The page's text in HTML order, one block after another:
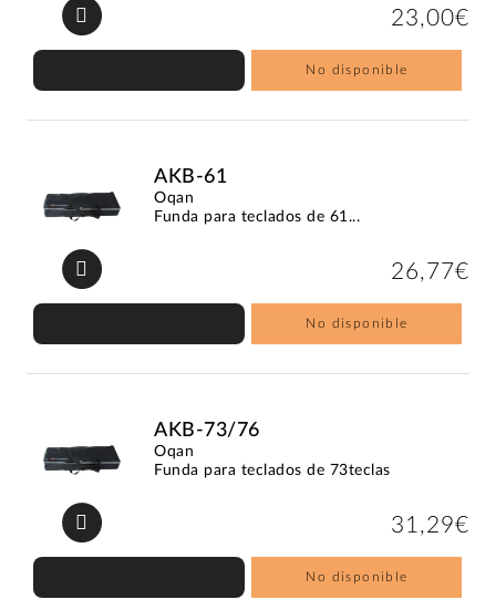
23,00€
No disponible
AKB-61
Oqan
Funda para teclados de 61...
26,77€
No disponible
AKB-73/76
Oqan
Funda para teclados de 73teclas
31,29€
No disponible